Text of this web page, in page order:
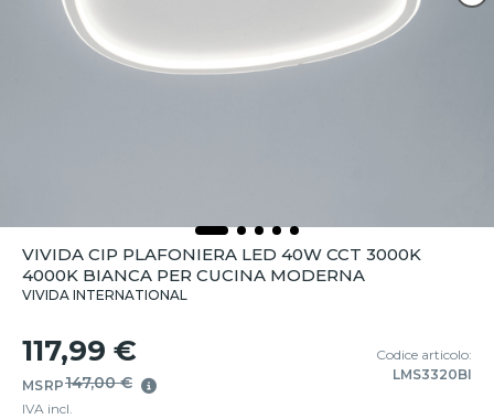
VIVIDA CIP PLAFONIERA LED 40W CCT 3000K
4000K BIANCA PER CUCINA MODERNA
VIVIDA INTERNATIONAL
117,99 €
MSRP147,00 €
IVA incl.
Codice articolo:
LMS3320BI